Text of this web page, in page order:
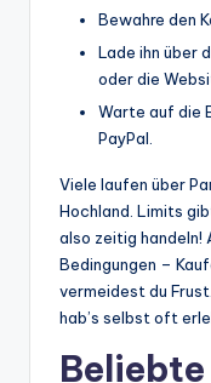
Bewahre den
Lade ihn über
oder die
Warte auf die
PayPal.
Viele laufen über
Hochland. Limits
also zeitig handeln!
Bedingungen –
vermeidest du
hab’s selbst oft